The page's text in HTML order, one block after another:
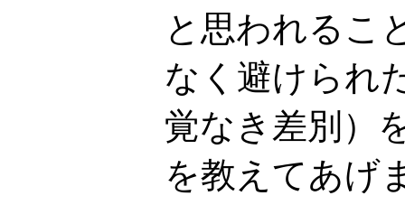
と思われるこ
なく避けられ
覚なき差別）
を教えてあげ